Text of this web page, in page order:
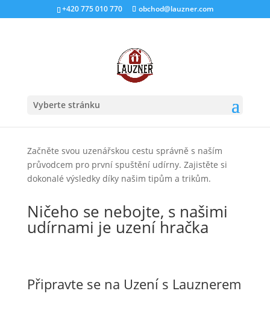
+420 775 010 770 obchod@lauzner.com
Vyberte stránku
Příprava na První Uzení
Udírnu
Začněte svou uzenářskou cestu správně s naším
průvodcem pro první spuštění udírny. Zajistěte si
dokonalé výsledky díky našim tipům a trikům.
Ničeho se nebojte, s našimi
udírnami je uzení hračka
Připravte se na Uzení s Lauznerem